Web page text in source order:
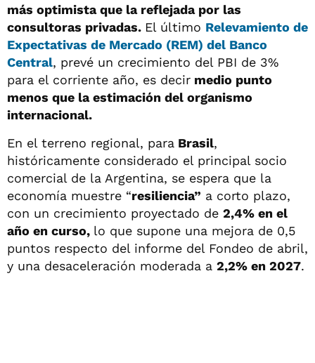
más optimista que la reflejada por las
consultoras privadas. El último Relevamiento de
Expectativas de Mercado (REM) del Banco
Central, prevé un crecimiento del PBI de 3%
para el corriente año, es decir medio punto
menos que la estimación del organismo
internacional.
En el terreno regional, para Brasil,
históricamente considerado el principal socio
comercial de la Argentina, se espera que la
economía muestre “resiliencia” a corto plazo,
con un crecimiento proyectado de 2,4% en el
año en curso, lo que supone una mejora de 0,5
puntos respecto del informe del Fondeo de abril,
y una desaceleración moderada a 2,2% en 2027.